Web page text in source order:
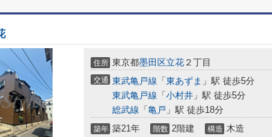
住所 東京都墨田区立花 ２丁目
交通 東武亀戸線 「 東あずま 」駅 徒歩5分
東武亀戸線 「 小村井 」駅 徒歩5分
総武線 「 亀戸 」駅 徒歩18分
築年 築21年 階数 2階建 構造 木造